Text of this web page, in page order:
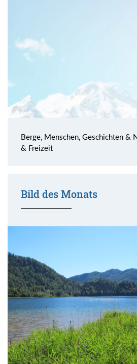
Berge, Menschen, Geschichten &
& Freizeit
Bild des Monats